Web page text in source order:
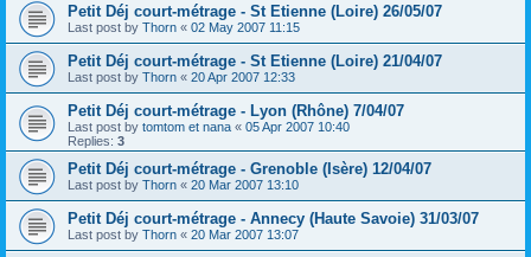
Petit Déj court-métrage - St Etienne (Loire) 26/05/07
Last post by Thorn « 02 May 2007 11:15
Petit Déj court-métrage - St Etienne (Loire) 21/04/07
Last post by Thorn « 20 Apr 2007 12:33
Petit Déj court-métrage - Lyon (Rhône) 7/04/07
Last post by tomtom et nana « 05 Apr 2007 10:40
Replies: 3
Petit Déj court-métrage - Grenoble (Isère) 12/04/07
Last post by Thorn « 20 Mar 2007 13:10
Petit Déj court-métrage - Annecy (Haute Savoie) 31/03/07
Last post by Thorn « 20 Mar 2007 13:07